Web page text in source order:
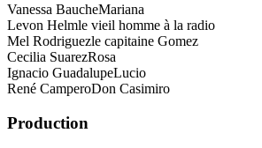
Vanessa BaucheMariana
Levon Helmle vieil homme à la radio
Mel Rodriguezle capitaine Gomez
Cecilia SuarezRosa
Ignacio GuadalupeLucio
René CamperoDon Casimiro
Production